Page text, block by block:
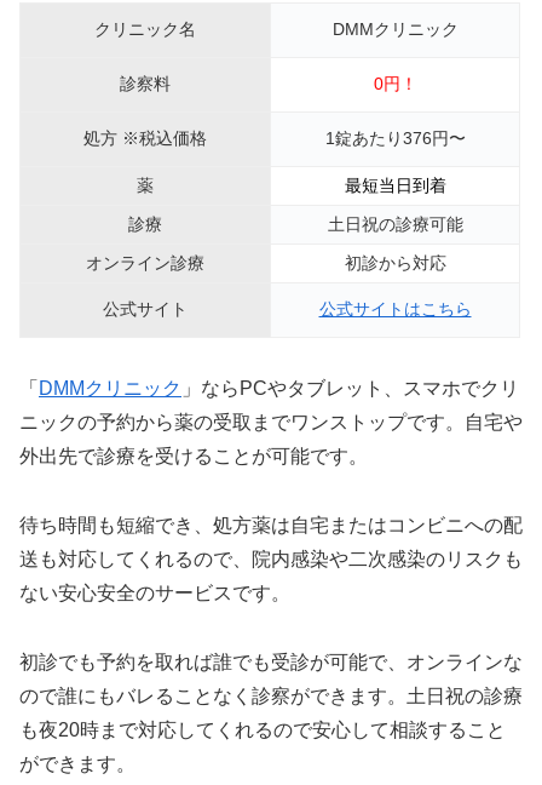
クリニック名 DMMクリニック
診察料 0円！
処方 ※税込価格 1錠あたり376円〜
薬
最短当日到着
診療
土日祝の診療可能
オンライン診療
初診から対応
公式サイト 公式サイトはこちら
「 DMMクリニック 」ならPCやタブレット、スマホでクリ
ニックの予約から薬の受取までワンストップです。自宅や
外出先で診療を受けることが可能です。
待ち時間も短縮でき、処方薬は自宅またはコンビニへの配
送も対応してくれるので、院内感染や二次感染のリスクも
ない安心安全のサービスです。
初診でも予約を取れば誰でも受診が可能で、オンラインな
ので誰にもバレることなく診察ができます。土日祝の診療
も夜20時まで対応してくれるので安心して相談すること
ができます。